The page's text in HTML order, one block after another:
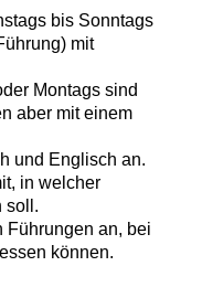
bis Sonntags
mit
Montags sind
aber mit einem
und Englisch an.
in welcher
soll.
Führungen an, bei
können.